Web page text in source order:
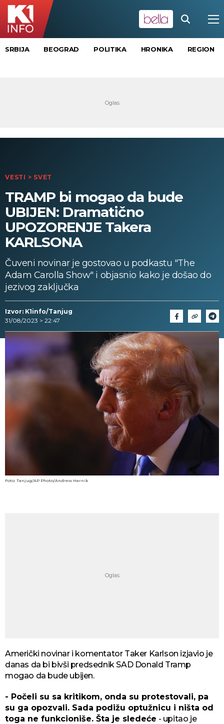
SRBIJA BEOGRAD POLITIKA HRONIKA REGION
VESTI > SVET
TRAMP bi mogao da bude
UBIJEN: Dramatično
UPOZORENJE Takera
KARLSONA
Čuveni novinar je gostovao u podkastu "The
Adam Carolla Show" i objasnio kako je došao do
jezivog zaključka
Izvor: K1info/Tanjug
31/08/2023 > 22:47
Foto: Tanjug/AP Photo/Andrew Harnik
Američki novinar i komentator Taker Karlson izjavio je
danas da bi bivši predsednik SAD Donald Tramp
mogao da bude ubijen.
- Počeli su sa kritikom, onda su protestovali, pa
su ga opozvali. Sada podižu optužnicu i ništa od
toga ne funkcioniše. Šta je sledeće - upitao je